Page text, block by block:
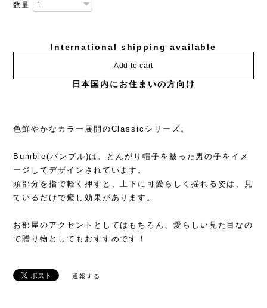
数量
International shipping available
Add to cart
日本国内にお住まいの方向け
色鮮やかなカラー展開のClassicシリーズ。
Bumble(バンブル)は、とんがり帽子を被った男の子をイメ
ージしてデザインされています。
頭部分を指で軽く押すと、上下に可愛らしく揺れる姿は、見
ているだけで癒し効果があります。
お部屋のアクセントとしてはもちろん、愛らしい見た目なの
で贈り物としてもおすすめです！
通報する